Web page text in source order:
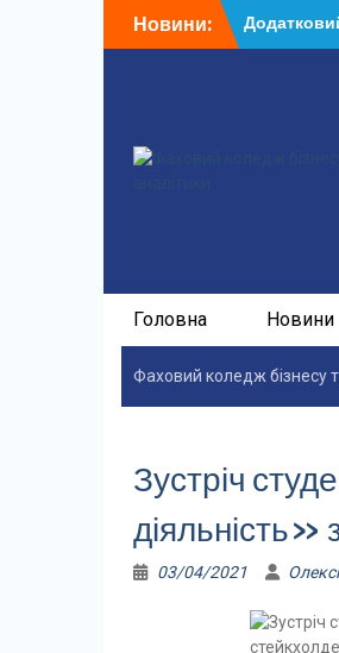
доНовини:
У ФКБА
Головна Новини
Фаховий коледж бізнесу
Зустріч
діяльність»
03/04/2021